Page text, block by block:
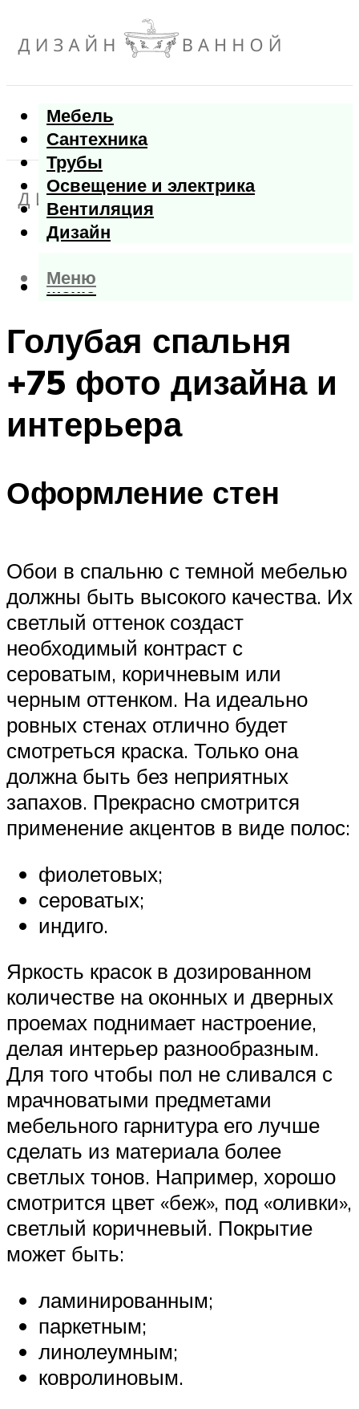
Мебель
Сантехника
Трубы
Освещение и электрика
Вентиляция
Дизайн
Меню
Меню
Голубая спальня
+75 фото дизайна и
интерьера
Оформление стен
Обои в спальню с темной мебелью
должны быть высокого качества. Их
светлый оттенок создаст
необходимый контраст с
сероватым, коричневым или
черным оттенком. На идеально
ровных стенах отлично будет
смотреться краска. Только она
должна быть без неприятных
запахов. Прекрасно смотрится
применение акцентов в виде полос:
фиолетовых;
сероватых;
индиго.
Яркость красок в дозированном
количестве на оконных и дверных
проемах поднимает настроение,
делая интерьер разнообразным.
Для того чтобы пол не сливался с
мрачноватыми предметами
мебельного гарнитура его лучше
сделать из материала более
светлых тонов. Например, хорошо
смотрится цвет «беж», под «оливки»,
светлый коричневый. Покрытие
может быть:
ламинированным;
паркетным;
линолеумным;
ковролиновым.